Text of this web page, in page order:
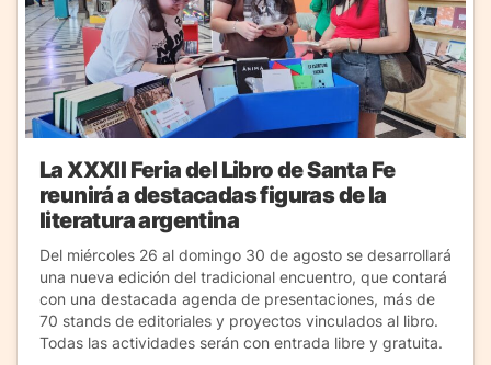
La XXXII Feria del Libro de Santa Fe
reunirá a destacadas figuras de la
literatura argentina
Del miércoles 26 al domingo 30 de agosto se desarrollará
una nueva edición del tradicional encuentro, que contará
con una destacada agenda de presentaciones, más de
70 stands de editoriales y proyectos vinculados al libro.
Todas las actividades serán con entrada libre y gratuita.